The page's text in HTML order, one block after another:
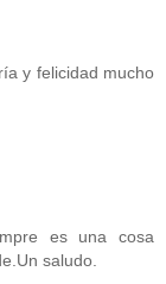
y felicidad mucho
es una cosa
saludo.